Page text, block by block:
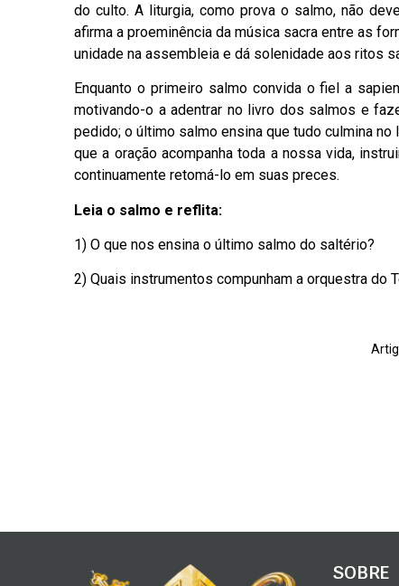
do culto. A liturgia, como prova o salmo, não
afirma a proeminência da música sacra entre as
unidade na assembleia e dá solenidade aos ritos
Enquanto o primeiro salmo convida o fiel a
motivando-o a adentrar no livro dos salmos e
pedido; o último salmo ensina que tudo culmina
que a oração acompanha toda a nossa vida,
continuamente retomá-lo em suas preces.
Leia o salmo e reflita:
1) O que nos ensina o último salmo do saltério?
2) Quais instrumentos compunham a orquestra do
SOBRE